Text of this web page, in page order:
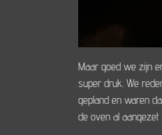
Maar goed we zijn
super druk. We
gepland en waren
de oven al